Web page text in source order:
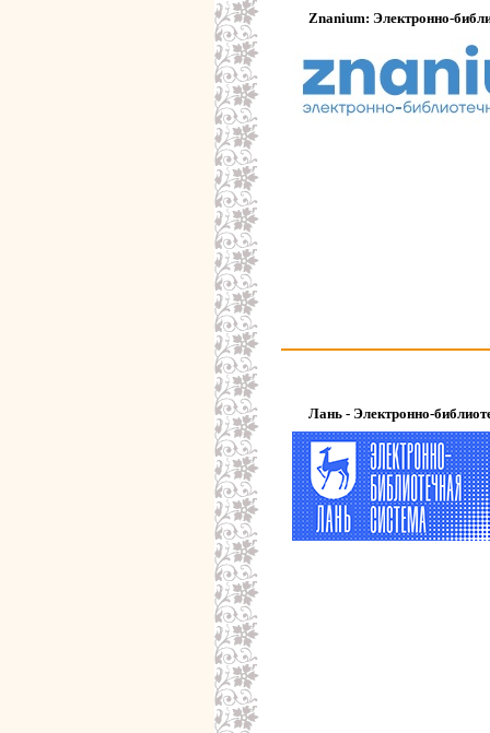
Znanium: Электронно-
Лань - Электронно-